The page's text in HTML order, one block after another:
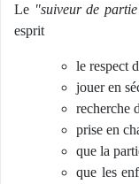
Le "suiveur de
esprit
le respect
jouer en
recherche
prise en
que la
que les